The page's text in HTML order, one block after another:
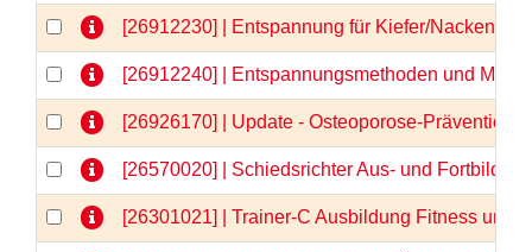
[26912230] | Entspannung für Kiefer/Nacken/
[26912240] | Entspannungsmethoden und
[26926170] | Update - Osteoporose-Prävention
[26570020] | Schiedsrichter Aus- und
[26301021] | Trainer-C Ausbildung Fitness und